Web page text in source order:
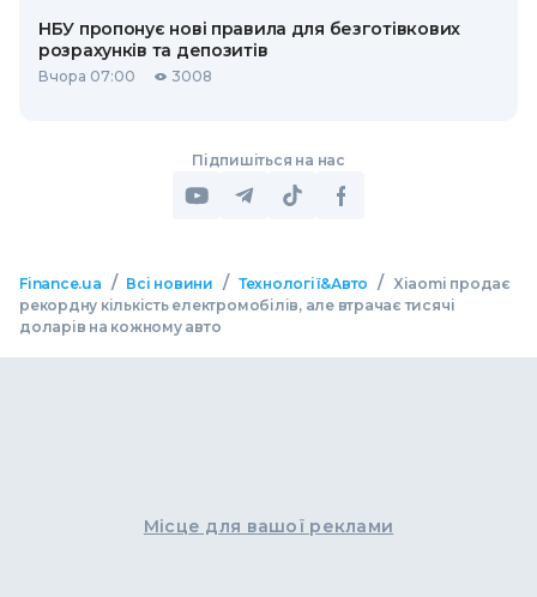
НБУ пропонує нові правила для безготівкових
розрахунків та депозитів
Вчора 07:00 3008
Підпишіться на нас
Finance.ua / Всі новини / Технології&Авто / Xiaomi продає
рекордну кількість електромобілів, але втрачає тисячі
доларів на кожному авто
Місце для вашої реклами